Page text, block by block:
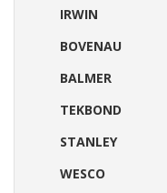
IRWIN
BOVENAU
BALMER
TEKBOND
STANLEY
WESCO